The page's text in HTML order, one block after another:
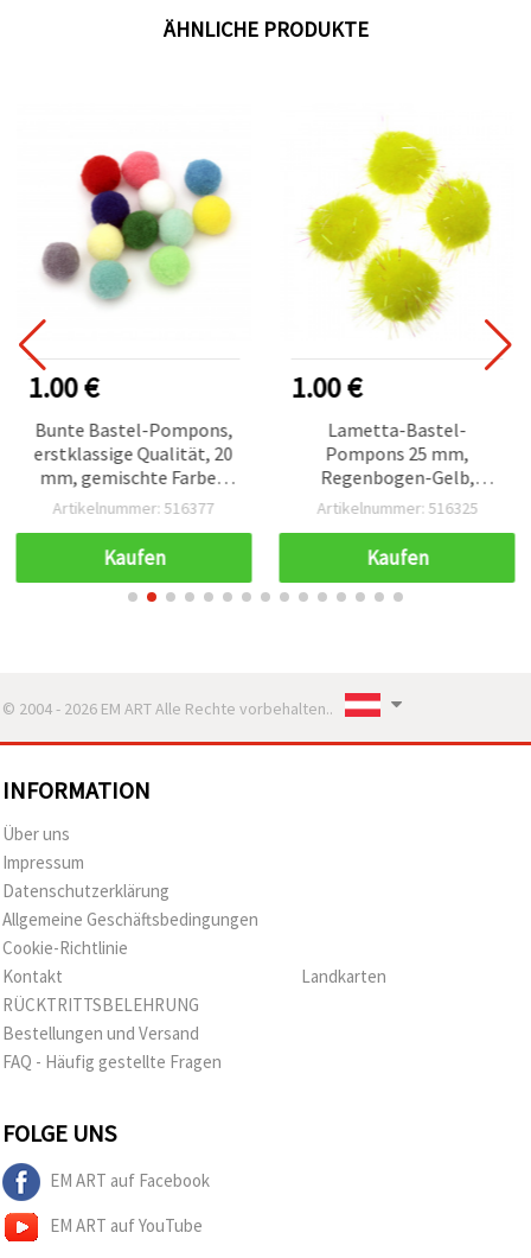
ÄHNLICHE PRODUKTE
1.00 €
Bunte Bastel-Pompons,
erstklassige Qualität, 20
mm, gemischte Farben
für festliche Dekoration,
50 Stück
Artikelnummer: 516377
Kaufen
1.00 €
Lametta-Bastel-
Pompons 25 mm,
Regenbogen-Gelb,
Packung mit 20 Stück
Artikelnummer: 516325
Kaufen
© 2004 - 2026 EM ART Alle Rechte vorbehalten..
INFORMATION
Über uns
Impressum
Datenschutzerklärung
Allgemeine Geschäftsbedingungen
Cookie-Richtlinie
Kontakt
RÜCKTRITTSBELEHRUNG
Bestellungen und Versand
FAQ - Häufig gestellte Fragen
Landkarten
FOLGE UNS
EM ART auf Facebook
EM ART auf YouTube